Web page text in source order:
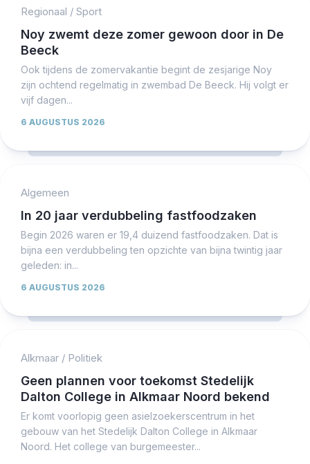
Regionaal / Sport
Noy zwemt deze zomer gewoon door in De
Beeck
Ook tijdens de zomervakantie begint de zesjarige Noy
zijn ochtend regelmatig in zwembad De Beeck. Hij volgt er
vijf dagen...
6 AUGUSTUS 2026
Algemeen
In 20 jaar verdubbeling fastfoodzaken
Begin 2026 waren er 19,4 duizend fastfoodzaken. Dat is
bijna een verdubbeling ten opzichte van bijna twintig jaar
geleden: in...
6 AUGUSTUS 2026
Alkmaar / Politiek
Geen plannen voor toekomst Stedelijk
Dalton College in Alkmaar Noord bekend
Er komt voorlopig geen asielzoekerscentrum in het
gebouw van het Stedelijk Dalton College in Alkmaar
Noord. Het college van burgemeester...